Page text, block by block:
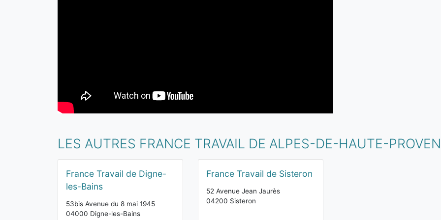
LES AUTRES FRANCE TRAVAIL DE ALPES-DE-HAUTE-
France Travail de Digne-
les-Bains
53bis Avenue du 8 mai 1945
04000 Digne-les-Bains
France Travail de Sisteron
52 Avenue Jean Jaurès
04200 Sisteron